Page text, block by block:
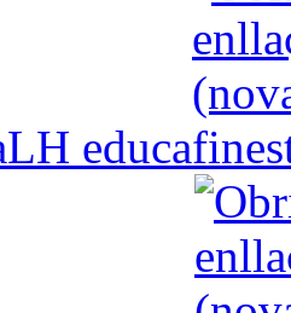
educa